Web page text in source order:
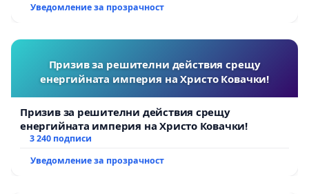
Уведомление за прозрачност
Призив за решителни действия срещу
енергийната империя на Христо Ковачки!
Призив за решителни действия срещу
енергийната империя на Христо Ковачки!
3 240 подписи
Уведомление за прозрачност